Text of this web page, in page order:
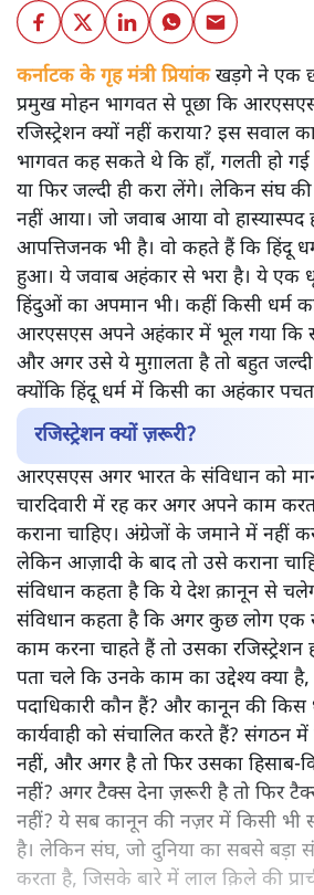
कर्नाटक के गृह मंत्री प्रियांकखड़गे ने एक
प्रमुख मोहन भागवत से पूछा कि
रजिस्ट्रेशन क्यों नहीं कराया? इस सवाल
भागवत कह सकते थे कि हाँ, गलती हो गई
या फिर जल्दी ही करा लेंगे। लेकिन संघ
नहीं आया। जो जवाब आया वो हास्यास्पद
आपत्तिजनक भी है। वो कहते हैं कि हिंदू
हुआ। ये जवाब अहंकार से भरा है। ये एक
हिंदुओं का अपमान भी। कहीं किसी धर्म का
आरएसएस अपने अहंकार में भूल गया कि
और अगर उसे ये मुग़ालता है तो बहुत जल्दी
क्योंकि हिंदू धर्म में किसी का अहंकार
रजिस्ट्रेशन क्यों ज़रूरी?
आरएसएस अगर भारत के संविधान को
चारदिवारी में रह कर अगर अपने काम
कराना चाहिए। अंग्रेजों के जमाने में नहीं
लेकिन आज़ादी के बाद तो उसे कराना
संविधान कहता है कि ये देश क़ानून से
संविधान कहता है कि अगर कुछ लोग एक
काम करना चाहते हैं तो उसका रजिस्ट्रेशन
पता चले कि उनके काम का उद्देश्य क्या
पदाधिकारी कौन हैं? और कानून की किस
कार्यवाही को संचालित करते हैं? संगठन
नहीं, और अगर है तो फिर उसका हिसाब-
नहीं? अगर टैक्स देना ज़रूरी है तो फिर
नहीं? ये सब कानून की नज़र में किसी
है। लेकिन संघ, जो दुनिया का सबसे बड़ा
करता है, जिसके बारे में लाल क़िले की